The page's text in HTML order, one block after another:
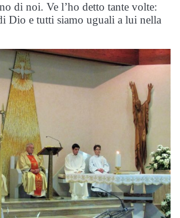
di noi. Ve l’ho detto tante volte:
Dio e tutti siamo uguali a lui nella